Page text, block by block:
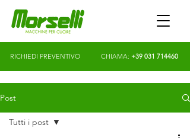
RICHIEDI PREVENTIVO CHIAMA: +39 031 714460
Post
Tutti i post